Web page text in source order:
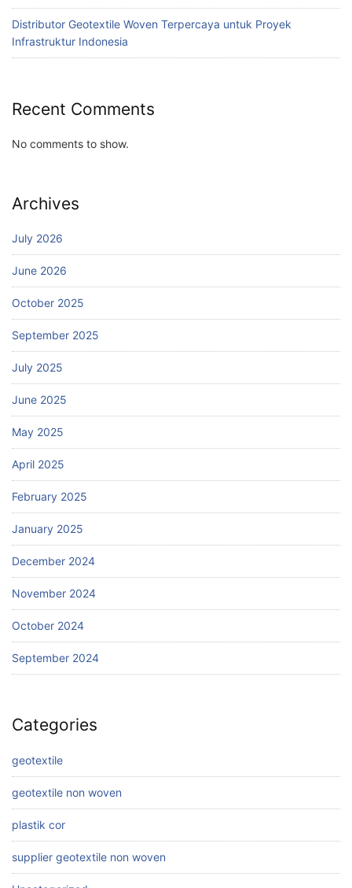
Distributor Geotextile Woven Terpercaya untuk Proyek
Infrastruktur Indonesia
Recent Comments
No comments to show.
Archives
July 2026
June 2026
October 2025
September 2025
July 2025
June 2025
May 2025
April 2025
February 2025
January 2025
December 2024
November 2024
October 2024
September 2024
Categories
geotextile
geotextile non woven
plastik cor
supplier geotextile non woven